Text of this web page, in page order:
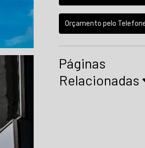
Orçamento pelo
Páginas
Relacionadas